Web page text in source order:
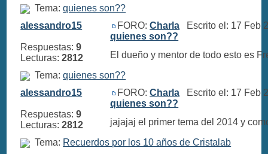
Tema:quienes son??
alessandro15
Respuestas:9
Lecturas:2812
FORO:Charla Escrito el: 17 Feb
quienes son??
El dueño y mentor de todo esto es
Tema:quienes son??
alessandro15
Respuestas:9
Lecturas:2812
FORO:Charla Escrito el: 17 Feb
quienes son??
jajajaj el primer tema del 2014 y
Tema: Recuerdos por los 10 años de Cristalab